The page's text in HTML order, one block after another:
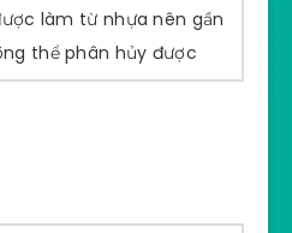
làm từ nhựa nên gần
thể phân hủy được